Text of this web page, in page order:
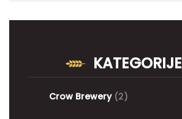
KATEGORIJE
Crow Brewery(2)